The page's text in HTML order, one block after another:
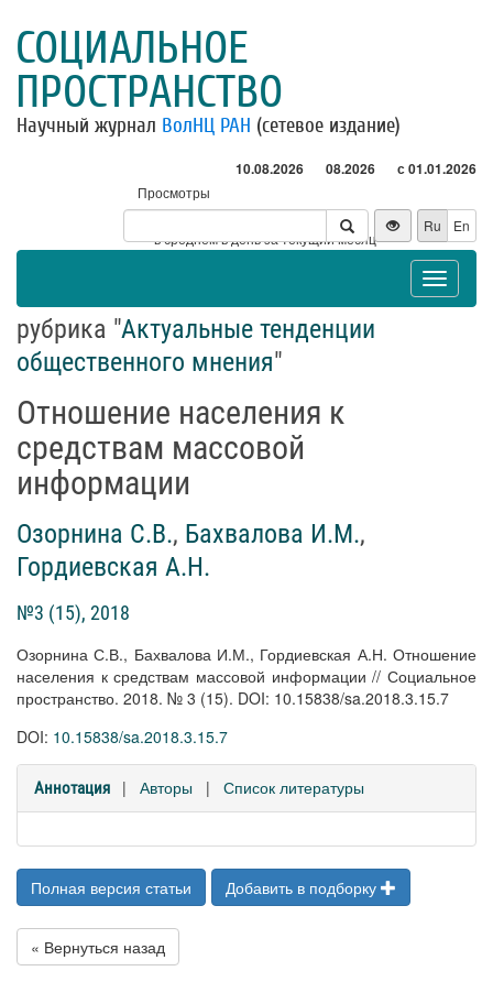
СОЦИАЛЬНОЕ
ПРОСТРАНСТВО
Научный журнал ВолНЦ РАН (сетевое издание)
10.08.2026 08.2026 с 01.01.2026
Просмотры
Посетители
* - в среднем в день за текущий месяц
Ru En
Toggle
рубрика "Актуальные тенденции
общественного мнения"
Отношение населения к
средствам массовой
информации
Озорнина С.В., Бахвалова И.М.,
Гордиевская А.Н.
№3 (15), 2018
Озорнина С.В., Бахвалова И.М., Гордиевская А.Н. Отношение
населения к средствам массовой информации // Социальное
пространство. 2018. № 3 (15). DOI: 10.15838/sa.2018.3.15.7
DOI: 10.15838/sa.2018.3.15.7
Аннотация | Авторы | Список литературы
Полная версия статьи Добавить в подборку
« Вернуться назад